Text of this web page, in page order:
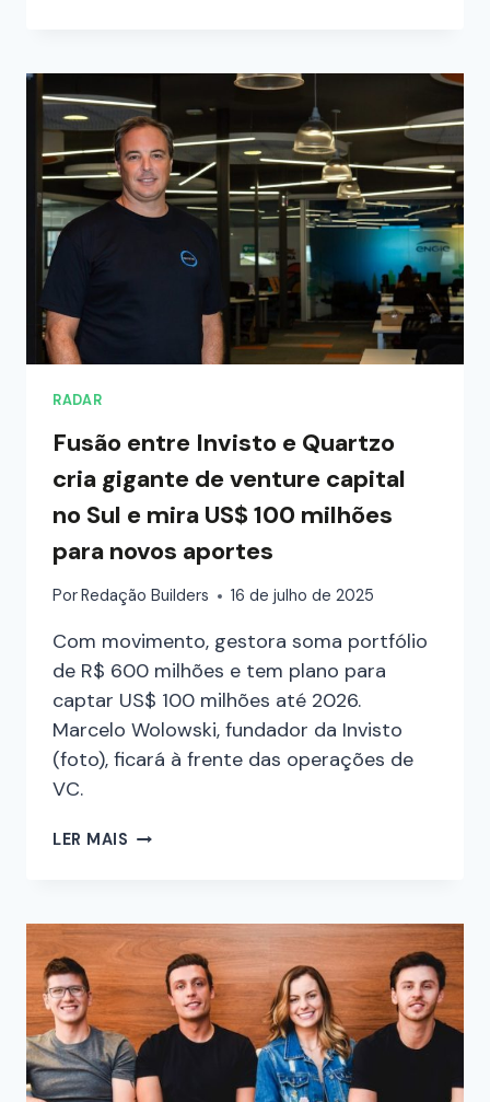
RADAR
Fusão entre Invisto e Quartzo
cria gigante de venture capital
no Sul e mira US$ 100 milhões
para novos aportes
Por Redação Builders 16 de julho de 2025
Com movimento, gestora soma portfólio
de R$ 600 milhões e tem plano para
captar US$ 100 milhões até 2026.
Marcelo Wolowski, fundador da Invisto
(foto), ficará à frente das operações de
VC.
LER MAIS